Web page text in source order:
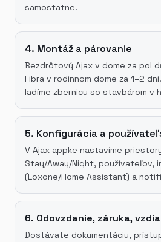
samostatne.
4. Montáž a párovanie
Bezdrôtový Ajax v dome za pol
Fibra v rodinnom dome za 1–2
ladíme zbernicu so stavbárom v
5. Konfigurácia a
V Ajax appke nastavíme
Stay/Away/Night, používateľov,
(Loxone/Home Assistant) a
6. Odovzdanie, záruka,
Dostávate dokumentáciu,